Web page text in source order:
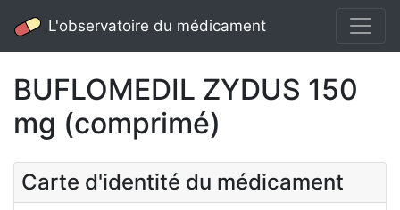
L'observatoire du médicament
BUFLOMEDIL ZYDUS 150
mg (comprimé)
Carte d'identité du médicament